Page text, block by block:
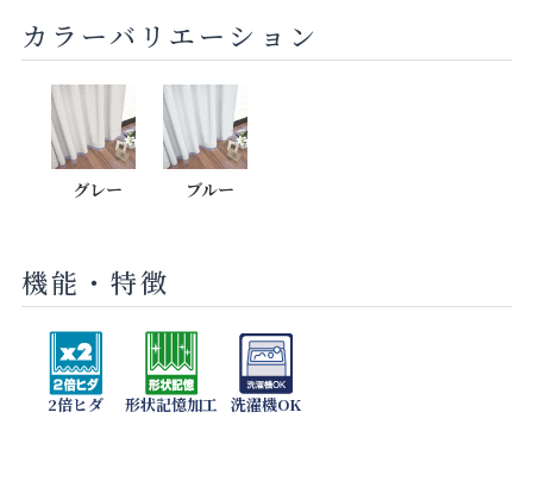
カラーバリエーション
グレー ブルー
機能・特徴
2倍ヒダ 形状記憶加工 洗濯機OK